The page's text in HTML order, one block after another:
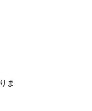
ま